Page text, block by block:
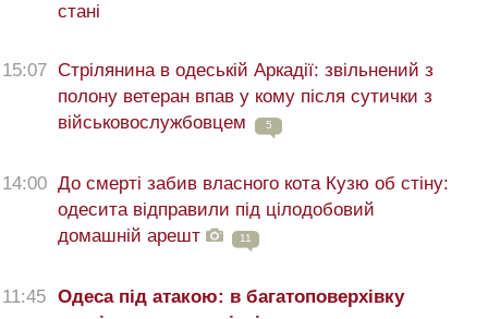
стані
15:07 Стрілянина в одеській Аркадії: звільнений з
полону ветеран впав у кому після сутички з
військовослужбовцем
5
14:00 До смерті забив власного кота Кузю об стіну:
одесита відправили під цілодобовий
домашній арешт
11
11:45 Одеса під атакою: в багатоповерхівку